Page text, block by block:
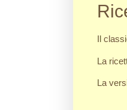
Il
La
La